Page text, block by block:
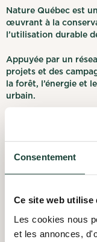
Consentement
Ce site web utilise
Les cookies nous
et les annonces,
Nature Québec est
œuvrant à la
l’utilisation durable
Appuyée par un
projets et des
la forêt, l’énergie et
urbain.
L’organisme
sympathisant-es,
l’Union
(UICN).
écologique et
Notre mission